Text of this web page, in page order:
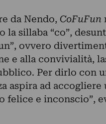
da Nendo, CoFuFun
sillaba “co”,
ovvero
e alla convivialità,
Per dirlo con
aspira ad accogliere
felice e inconscio”,